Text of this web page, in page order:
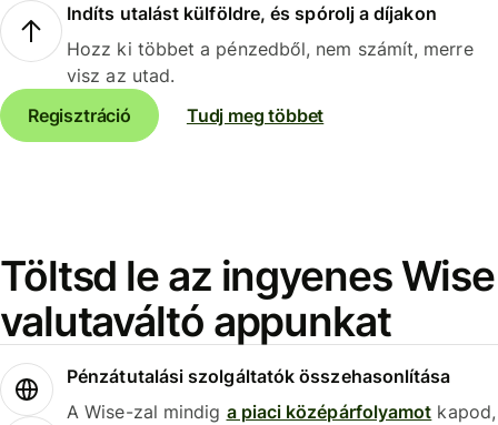
Indíts utalást külföldre, és spórolj a díjakon
Hozz ki többet a pénzedből, nem számít, merre
visz az utad.
Regisztráció
Tudj meg többet
Töltsd le az ingyenes Wise
valutaváltó appunkat
Pénzátutalási szolgáltatók összehasonlítása
A Wise-zal mindig a piaci középárfolyamot kapod,